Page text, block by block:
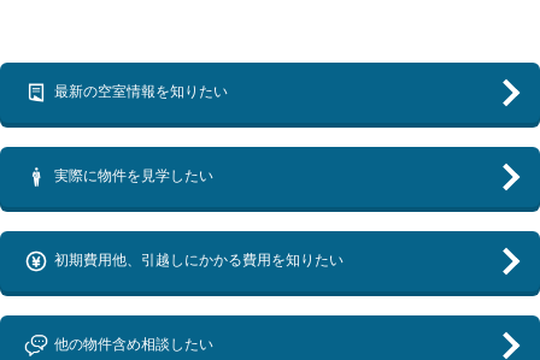
最新の空室情報を知りたい
実際に物件を見学したい
初期費用他、引越しにかかる費用を知りたい
他の物件含め相談したい